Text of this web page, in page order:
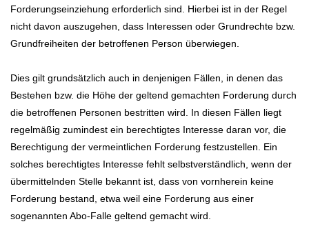
Forderungseinziehung erforderlich sind. Hierbei ist in der Regel
nicht davon auszugehen, dass Interessen oder Grundrechte bzw.
Grundfreiheiten der betroffenen Person überwiegen.
Dies gilt grundsätzlich auch in denjenigen Fällen, in denen das
Bestehen bzw. die Höhe der geltend gemachten Forderung durch
die betroffenen Personen bestritten wird. In diesen Fällen liegt
regelmäßig zumindest ein berechtigtes Interesse daran vor, die
Berechtigung der vermeintlichen Forderung festzustellen. Ein
solches berechtigtes Interesse fehlt selbstverständlich, wenn der
übermittelnden Stelle bekannt ist, dass von vornherein keine
Forderung bestand, etwa weil eine Forderung aus einer
sogenannten Abo-Falle geltend gemacht wird.